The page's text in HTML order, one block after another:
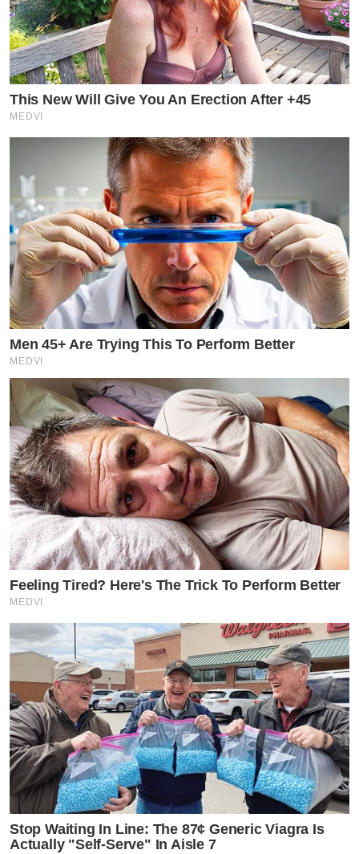
This New Will Give You An Erection After +45
MEDVI
Men 45+ Are Trying This To Perform Better
MEDVI
Feeling Tired? Here's The Trick To Perform Better
MEDVI
Stop Waiting In Line: The 87¢ Generic Viagra Is
Actually "Self-Serve" In Aisle 7